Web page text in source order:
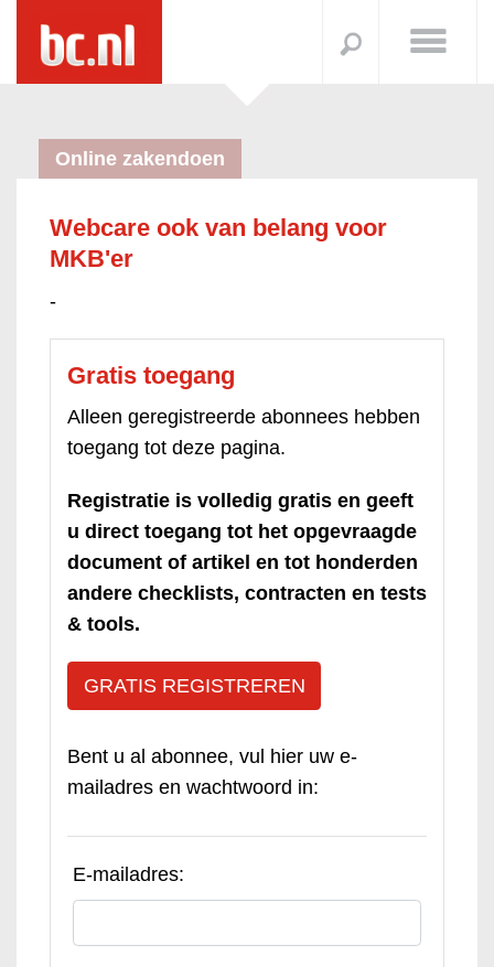
Online zakendoen
Webcare ook van belang voor
MKB'er
-
Gratis toegang
Alleen geregistreerde abonnees hebben
toegang tot deze pagina.
Registratie is volledig gratis en geeft
u direct toegang tot het opgevraagde
document of artikel en tot honderden
andere checklists, contracten en tests
& tools.
GRATIS REGISTREREN
Bent u al abonnee, vul hier uw e-
mailadres en wachtwoord in:
E-mailadres: